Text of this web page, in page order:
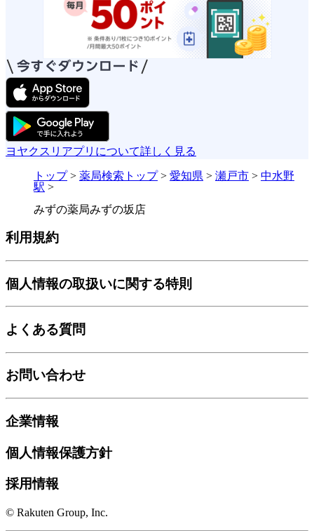
ヨヤクスリアプリについて詳しく見る
トップ> 薬局検索トップ> 愛知県 > 瀬戸市 > 中水野
駅 >
みずの薬局みずの坂店
利用規約
個人情報の取扱いに関する特則
よくある質問
お問い合わせ
企業情報
個人情報保護方針
採用情報
© Rakuten Group, Inc.